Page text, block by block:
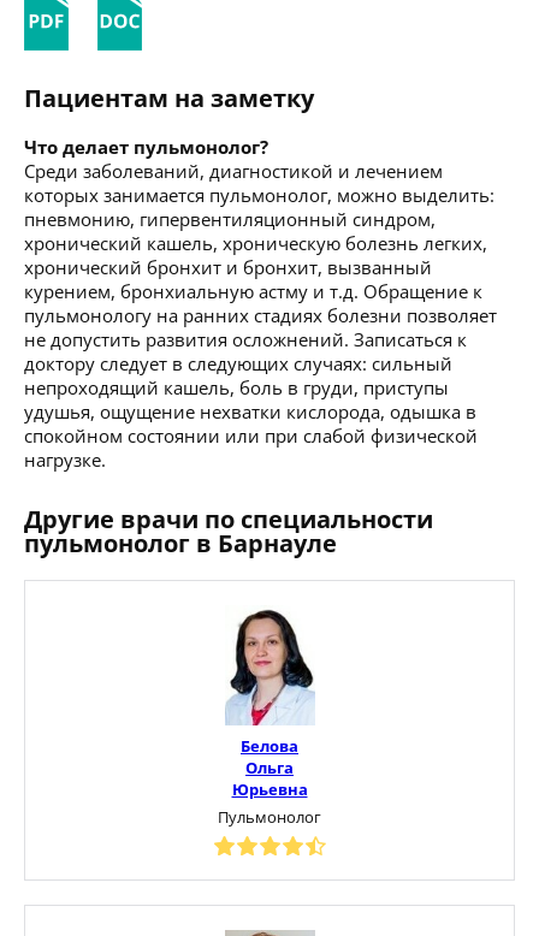
Пациентам на заметку
Что делает пульмонолог?
Среди заболеваний, диагностикой и лечением
которых занимается пульмонолог, можно выделить:
пневмонию, гипервентиляционный синдром,
хронический кашель, хроническую болезнь легких,
хронический бронхит и бронхит, вызванный
курением, бронхиальную астму и т.д. Обращение к
пульмонологу на ранних стадиях болезни позволяет
не допустить развития осложнений. Записаться к
доктору следует в следующих случаях: сильный
непроходящий кашель, боль в груди, приступы
удушья, ощущение нехватки кислорода, одышка в
спокойном состоянии или при слабой физической
нагрузке.
Другие врачи по специальности
пульмонолог в Барнауле
Белова
Ольга
Юрьевна
Пульмонолог